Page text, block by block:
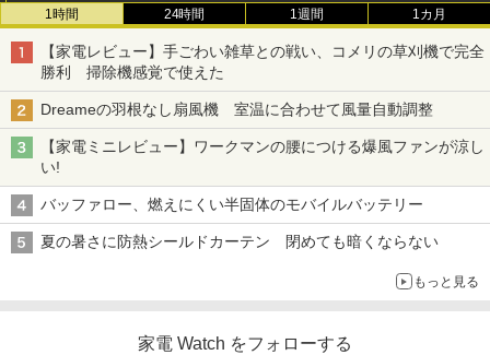
1時間 24時間 1週間 1カ月
【家電レビュー】手ごわい雑草との戦い、コメリの草刈機で完全
勝利 掃除機感覚で使えた
Dreameの羽根なし扇風機 室温に合わせて風量自動調整
【家電ミニレビュー】ワークマンの腰につける爆風ファンが涼し
い!
バッファロー、燃えにくい半固体のモバイルバッテリー
夏の暑さに防熱シールドカーテン 閉めても暗くならない
もっと見る
家電 Watch をフォローする